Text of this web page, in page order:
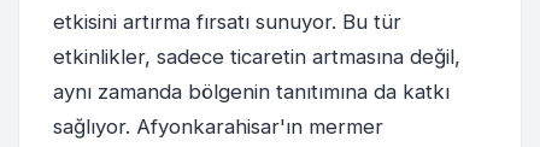
etkisini artırma fırsatı sunuyor. Bu tür
etkinlikler, sadece ticaretin artmasına değil,
aynı zamanda bölgenin tanıtımına da katkı
sağlıyor. Afyonkarahisar'ın mermer